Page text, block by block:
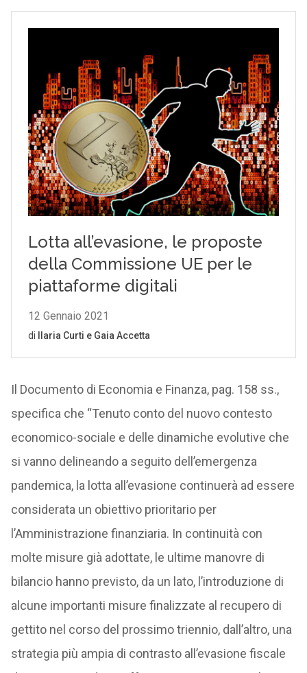
Il Documento di Economia e Finanza, pag. 158 ss.,
specifica che “Tenuto conto del nuovo contesto
economico-sociale e delle dinamiche evolutive che
si vanno delineando a seguito dell’emergenza
pandemica, la lotta all’evasione continuerà ad essere
considerata un obiettivo prioritario per
l’Amministrazione finanziaria. In continuità con
molte misure già adottate, le ultime manovre di
bilancio hanno previsto, da un lato, l’introduzione di
alcune importanti misure finalizzate al recupero di
gettito nel corso del prossimo triennio, dall’altro, una
strategia più ampia di contrasto all’evasione fiscale